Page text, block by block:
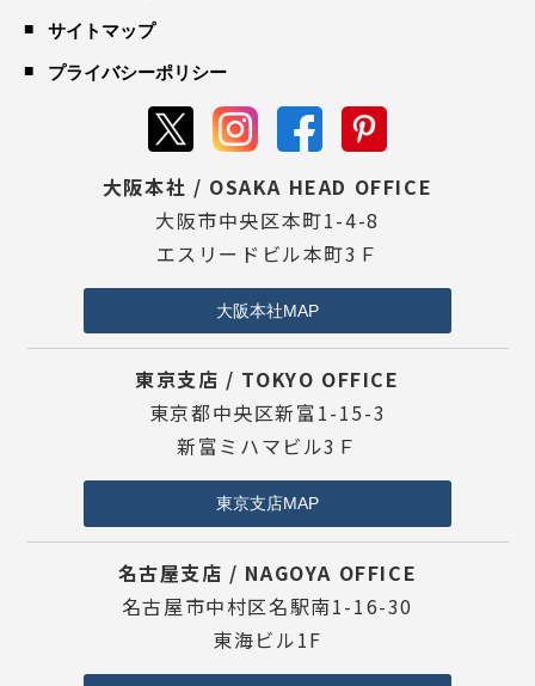
サイトマップ
プライバシーポリシー
大阪本社 / OSAKA HEAD OFFICE
大阪市中央区本町1-4-8
エスリードビル本町3Ｆ
大阪本社MAP
東京支店 / TOKYO OFFICE
東京都中央区新富1-15-3
新富ミハマビル3Ｆ
東京支店MAP
名古屋支店 / NAGOYA OFFICE
名古屋市中村区名駅南1-16-30
東海ビル1F